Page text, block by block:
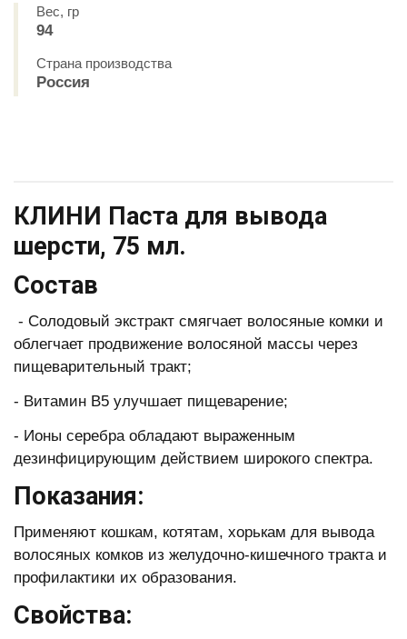
Вес, гр
94
Страна производства
Россия
КЛИНИ Паста для вывода
шерсти, 75 мл.
Состав
- Солодовый экстракт смягчает волосяные комки и
облегчает продвижение волосяной массы через
пищеварительный тракт;
- Витамин B5 улучшает пищеварение;
- Ионы серебра обладают выраженным
дезинфицирующим действием широкого спектра.
Показания:
Применяют кошкам, котятам, хорькам для вывода
волосяных комков из желудочно-кишечного тракта и
профилактики их образования.
Свойства: